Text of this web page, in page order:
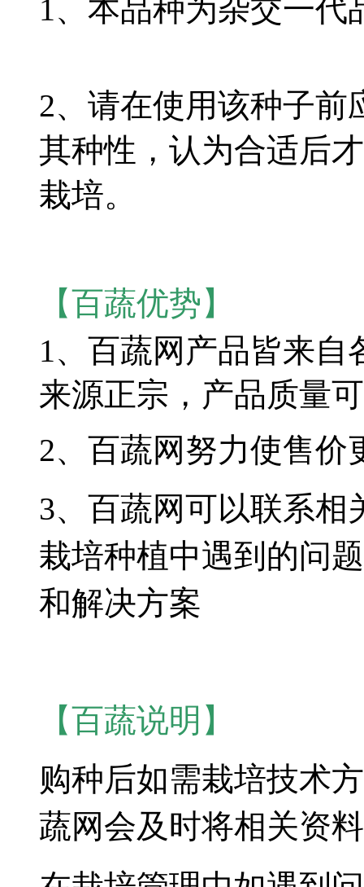
1、本品种为杂交一
2、请在使用该种子前
其种性，认为合适后
栽培。
【百蔬优势】
1、 百蔬网产品皆来自
来源正宗，产品质量
2、百蔬网努力使售
3、百蔬网可以联系相
栽培种植中遇到的问
和解决方案
【百蔬说明】
购种后如需栽培技术
蔬网会及时将相关资